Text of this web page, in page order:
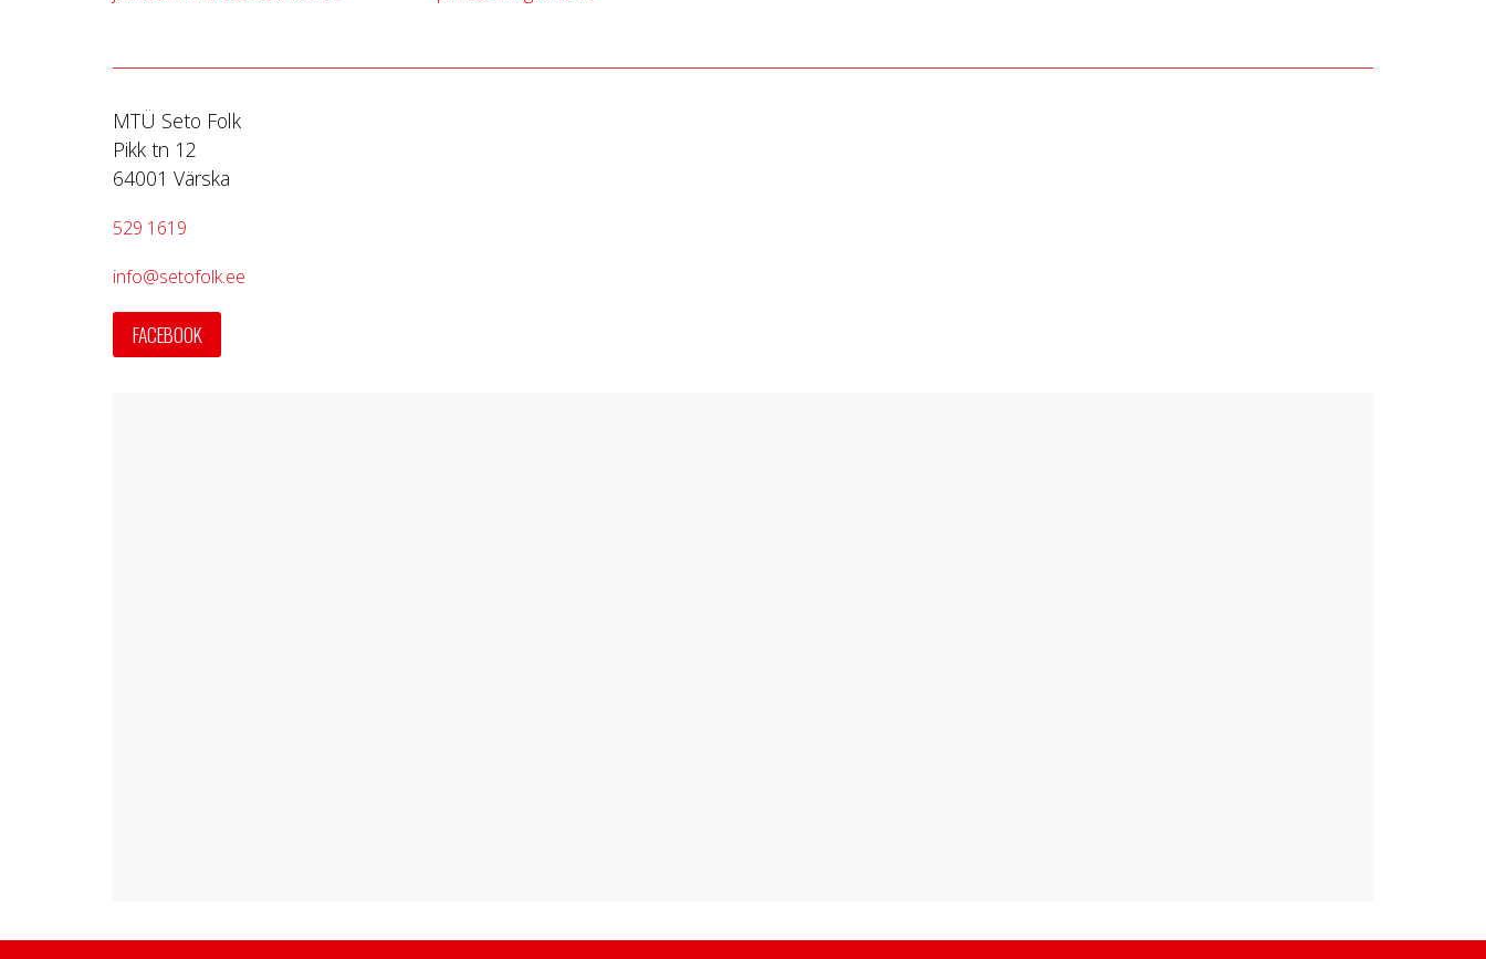
MTÜ Seto Folk
Pikk tn 12
64001 Värska
529 1619
info@setofolk.ee
FACEBOOK